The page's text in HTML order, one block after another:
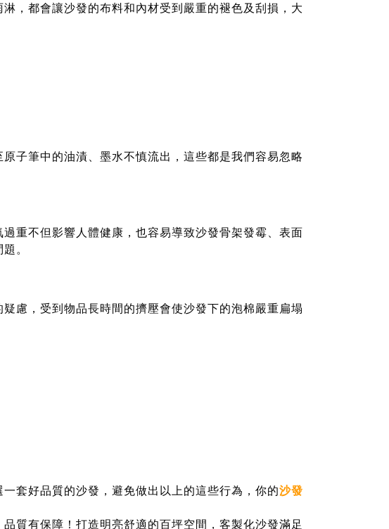
，都會讓沙發的布料和內材受到嚴重的褪色及刮損，大
子筆中的油漬、墨水不慎流出，這些都是我們容易忽略
重不但影響人體健康，也容易導致沙發骨架發霉、表面
。
慮，受到物品長時間的擠壓會使沙發下的泡棉嚴重扁塌
套好品質的沙發，避免做出以上的這些行為，你的沙發
質有保障！打造明亮舒適的百坪空間，客製化沙發滿足